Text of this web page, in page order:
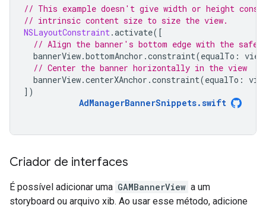
// This example doesn't give width or height
// intrinsic content size to size the view.
NSLayoutConstraint.activate([
// Align the banner's bottom edge with the safe
bannerView.bottomAnchor .constraint(equalTo : view
// Center the banner horizontally in the view
bannerView.centerXAnchor .constraint(equalTo :
])
AdManagerBannerSnippets.swift
Criador de interfaces
É possível adicionar uma GAMBannerView a um
storyboard ou arquivo xib. Ao usar esse método, adicione